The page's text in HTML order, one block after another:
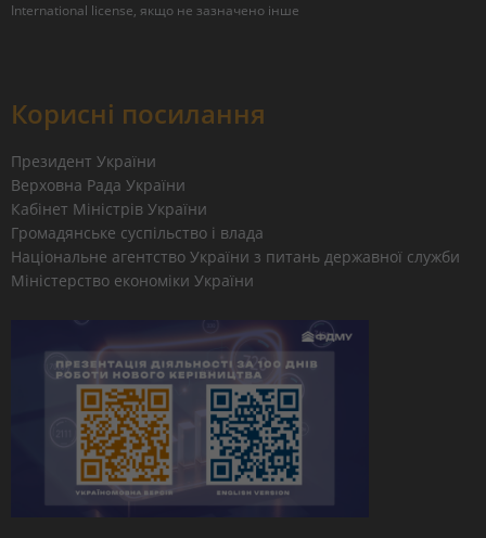
International license, якщо не зазначено інше
Корисні посилання
Президент України
Верховна Рада України
Кабінет Міністрів України
Громадянське суспільство і влада
Національне агентство України з питань державної служби
Міністерство економіки України